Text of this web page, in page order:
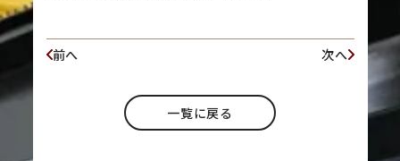
前へ 次へ
一覧に戻る